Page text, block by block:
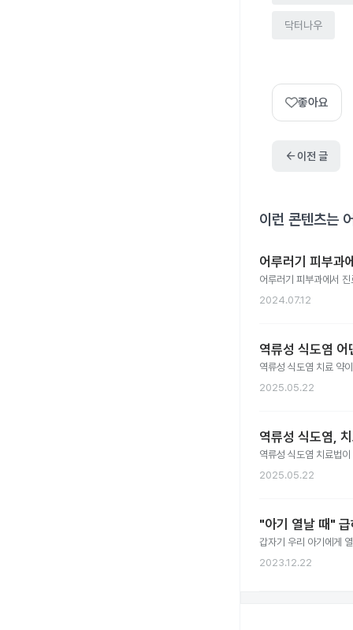
닥터나우
좋아요
arrow_back이전 글
이런 콘텐츠는
어루러기 피부과
어루러기 피부과에서
2024.07.12
역류성 식도염
역류성 식도염 치료 약
2025.05.22
역류성 식도염,
역류성 식도염 치료법
2025.05.22
"아기 열날 때"
갑자기 우리 아기에게
2023.12.22